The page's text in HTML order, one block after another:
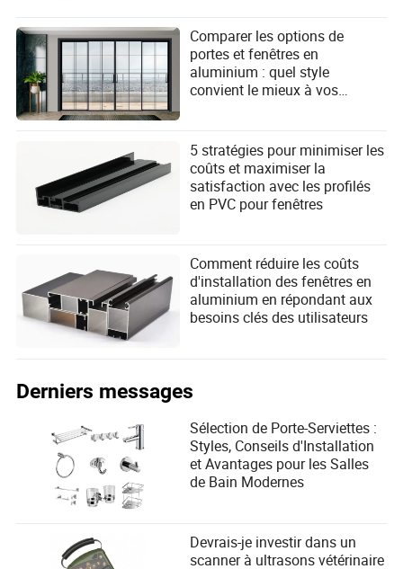
Comparer les options de
portes et fenêtres en
aluminium : quel style
convient le mieux à vos
5 stratégies pour minimiser les
coûts et maximiser la
satisfaction avec les profilés
en PVC pour fenêtres
Comment réduire les coûts
d'installation des fenêtres en
aluminium en répondant aux
besoins clés des utilisateurs
Derniers messages
Sélection de Porte-Serviettes :
Styles, Conseils d'Installation
et Avantages pour les Salles
de Bain Modernes
Devrais-je investir dans un
scanner à ultrasons vétérinaire